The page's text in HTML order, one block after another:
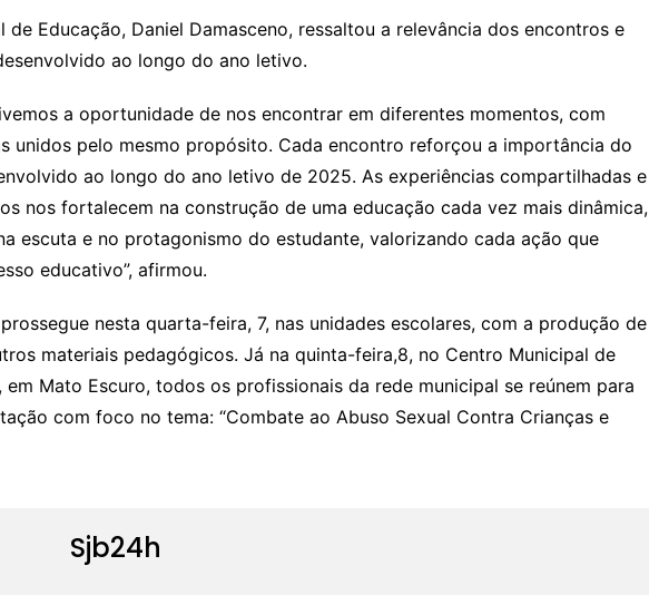
de Educação, Daniel Damasceno, ressaltou a relevância dos encontros e
ao longo do ano letivo.
a oportunidade de nos encontrar em diferentes momentos, com
unidos pelo mesmo propósito. Cada encontro reforçou a importância do
ao longo do ano letivo de 2025. As experiências compartilhadas e
nos fortalecem na construção de uma educação cada vez mais dinâmica,
escuta e no protagonismo do estudante, valorizando cada ação que
educativo”, afirmou.
nesta quarta-feira, 7, nas unidades escolares, com a produção de
materiais pedagógicos. Já na quinta-feira,8, no Centro Municipal de
em Mato Escuro, todos os profissionais da rede municipal se reúnem para
com foco no tema: “Combate ao Abuso Sexual Contra Crianças e
Sjb24h